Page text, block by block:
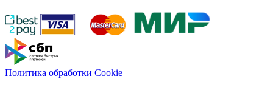
Политика обработки Cookie